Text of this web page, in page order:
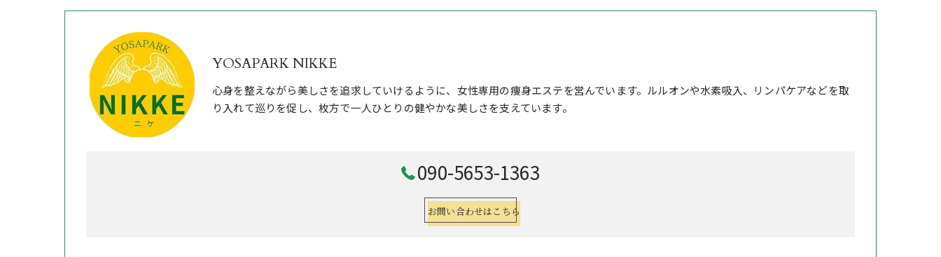
YOSAPARK NIKKE
心身を整えながら美しさを追求していけるように、女性専用の痩身エステを営んでいます。ルルオンや水素吸入、リンパケアなどを取
り入れて巡りを促し、枚方で一人ひとりの健やかな美しさを支えています。
090-5653-1363
お問い合わせはこちら